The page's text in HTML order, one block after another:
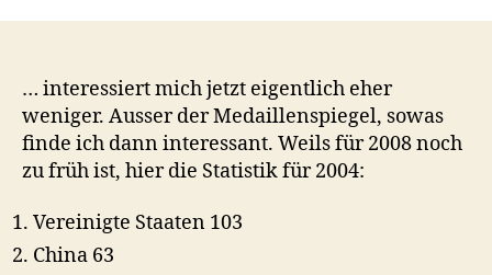
… interessiert mich jetzt eigentlich eher
weniger. Ausser der Medaillenspiegel, sowas
finde ich dann interessant. Weils für 2008 noch
zu früh ist, hier die Statistik für 2004:
Vereinigte Staaten 103
China 63